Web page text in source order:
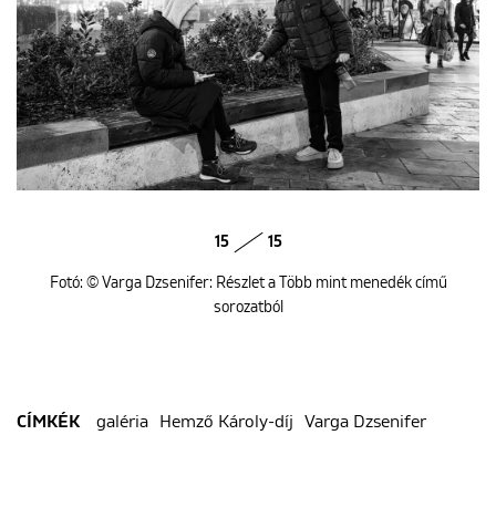
15 15
Fotó: © Varga Dzsenifer: Részlet a Több mint menedék című
sorozatból
CÍMKÉK galéria Hemző Károly-díj Varga Dzsenifer